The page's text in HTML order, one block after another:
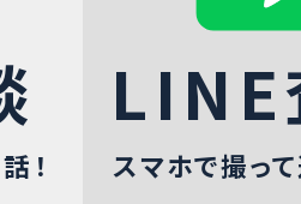
！
LINE
スマホで撮っ